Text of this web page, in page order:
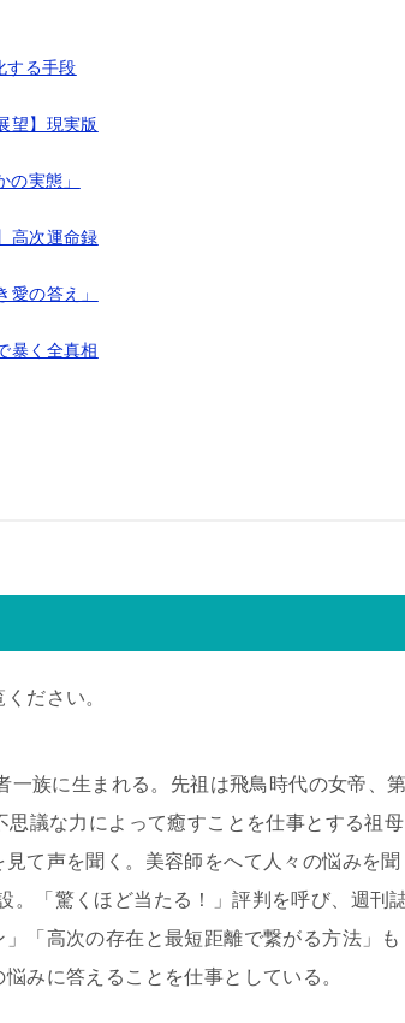
する手段
望】現実版
実態」
高次運命録
愛の答え」
暴く全真相
ださい。
族に生まれる。先祖は飛鳥時代の女帝、
議な力によって癒すことを仕事とする祖母
て声を聞く。美容師をへて人々の悩みを聞
。「驚くほど当たる！」評判を呼び、週刊
「高次の存在と最短距離で繋がる方法」も
みに答えることを仕事としている。